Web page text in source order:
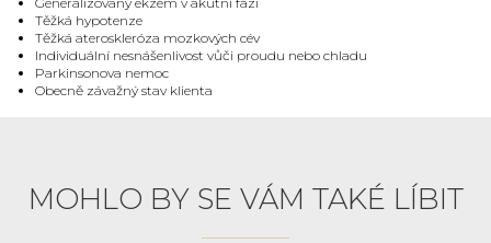
Těžká hypotenze
Těžká ateroskleróza mozkových cév
Individuální nesnášenlivost vůči proudu nebo chladu
Parkinsonova nemoc
Obecně závažný stav klienta
MOHLO BY SE VÁM TAKÉ LÍBIT